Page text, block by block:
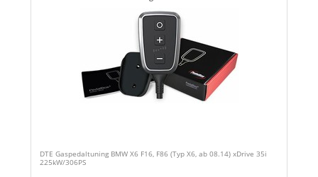
DTE Gaspedaltuning BMW X6 F16, F86 (Typ X6, ab 08.14) xDrive 35i
225kW/306PS